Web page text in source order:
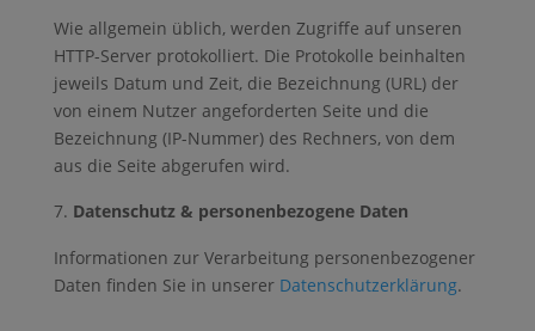
Wie allgemein üblich, werden Zugriffe auf unseren
HTTP-Server protokolliert. Die Protokolle beinhalten
jeweils Datum und Zeit, die Bezeichnung (URL) der
von einem Nutzer angeforderten Seite und die
Bezeichnung (IP-Nummer) des Rechners, von dem
aus die Seite abgerufen wird.
Datenschutz & personenbezogene Daten
Informationen zur Verarbeitung personenbezogener
Daten finden Sie in unserer Datenschutzerklärung.